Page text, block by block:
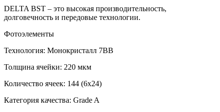
DELTA BST – это высокая производительность,
долговечность и передовые технологии.
Фотоэлементы
Технология: Монокристалл 7BB
Толщина ячейки: 220 мкм
Количество ячеек: 144 (6х24)
Категория качества: Grade A